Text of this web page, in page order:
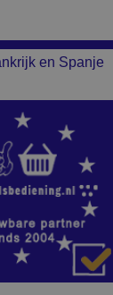
en Spanje